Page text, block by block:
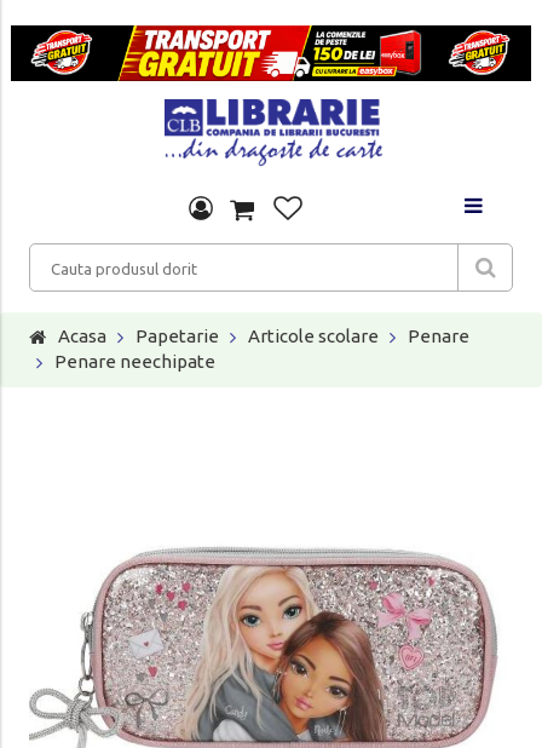
Acasa Papetarie Articole scolare
Penare
Penare neechipate